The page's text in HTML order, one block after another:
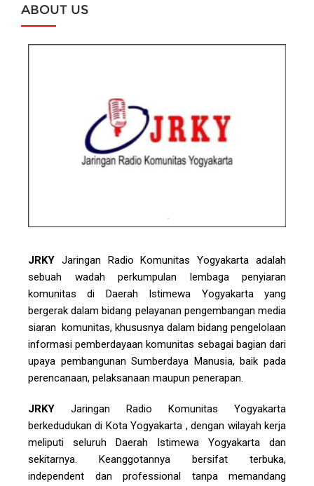
ABOUT US
JRKY Jaringan Radio Komunitas Yogyakarta adalah
sebuah wadah perkumpulan lembaga penyiaran
komunitas di Daerah Istimewa Yogyakarta yang
bergerak dalam bidang pelayanan pengembangan media
siaran komunitas, khususnya dalam bidang pengelolaan
informasi pemberdayaan komunitas sebagai bagian dari
upaya pembangunan Sumberdaya Manusia, baik pada
perencanaan, pelaksanaan maupun penerapan.
JRKY Jaringan Radio Komunitas Yogyakarta
berkedudukan di Kota Yogyakarta , dengan wilayah kerja
meliputi seluruh Daerah Istimewa Yogyakarta dan
sekitarnya. Keanggotannya bersifat terbuka,
independent dan professional tanpa memandang